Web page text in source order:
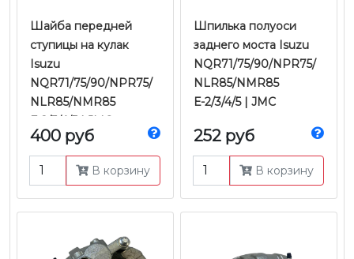
Шайба передней
ступицы на кулак
Isuzu
NQR71/75/90/NPR75/
NLR85/NMR85
Е-2/3/4/5 | JMC
400 руб
В корзину
Шпилька полуоси
заднего моста Isuzu
NQR71/75/90/NPR75/
NLR85/NMR85
Е-2/3/4/5 | JMC
252 руб
В корзину